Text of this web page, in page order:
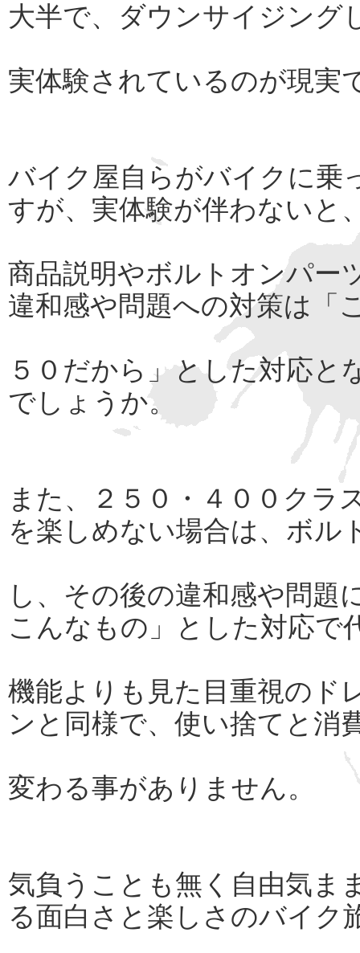
大半で、ダウンサイジング
実体験されているのが現実
バイク屋自らがバイクに乗
すが、実体験が伴わないと
商品説明やボルトオンパー
違和感や問題への対策は「
５０だから」とした対応と
でしょうか。
また、２５０・４００クラ
を楽しめない場合は、ボル
し、その後の違和感や問題
こんなもの」とした対応で
機能よりも見た目重視のド
ンと同様で、使い捨てと消
変わる事がありません。
気負うことも無く自由気ま
る面白さと楽しさのバイク